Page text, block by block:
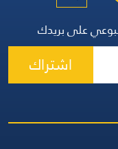
على بريدك
اشتراك